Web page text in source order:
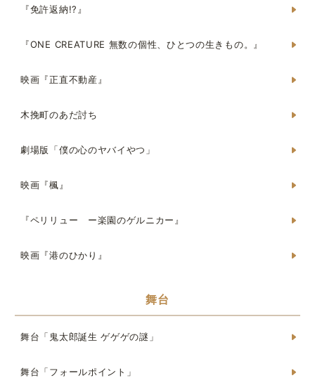
『免許返納!?』
『ONE CREATURE 無数の個性、ひとつの生きもの。』
映画『正直不動産』
木挽町のあだ討ち
劇場版「僕の心のヤバイやつ」
映画『楓』
『ペリリュー ー楽園のゲルニカー』
映画『港のひかり』
舞台
舞台「鬼太郎誕生 ゲゲゲの謎」
舞台「フォールポイント」